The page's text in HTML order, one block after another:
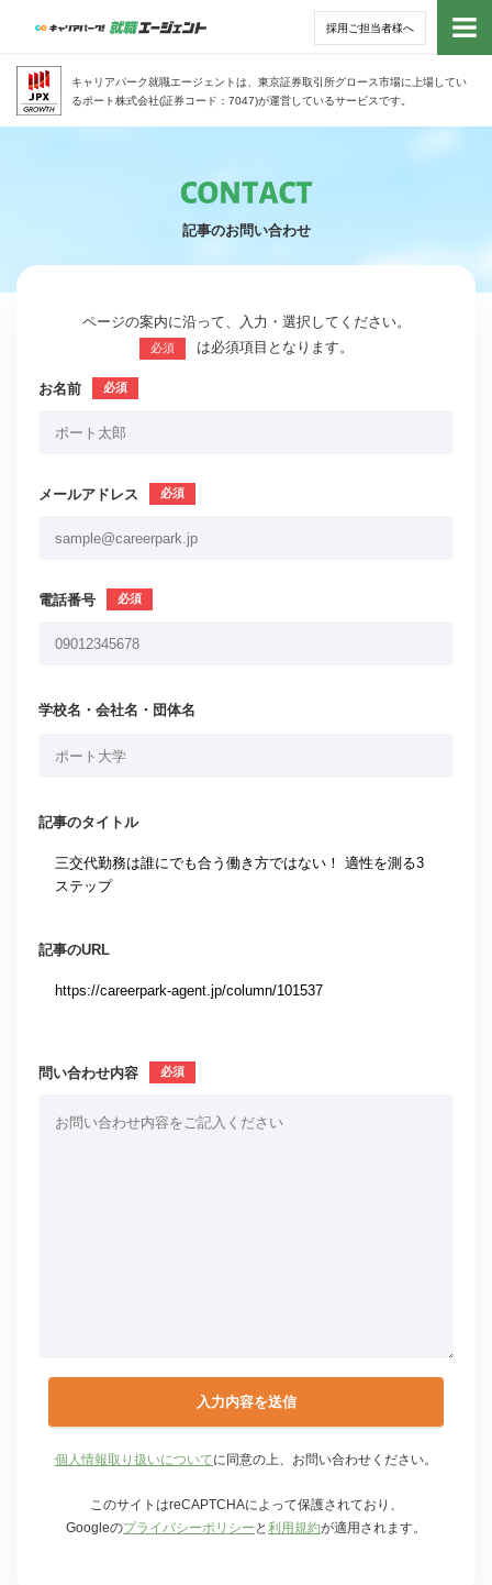
採用ご担当者様へ
キャリアパーク就職エージェントは、東京証券取引所グロース市場に上場してい
るポート株式会社(証券コード：7047)が運営しているサービスです。
トッ
記事のお問い合わせ
ページの案内に沿って、入力・選択してください。
必須 は必須項目となります。
お名前
メールアドレス
電話番号
学校名・会社名・団体名
記事のタイトル
記事のURL
問い合わせ内容
個人情報取り扱いについてに同意の上、お問い合わせください。
このサイトはreCAPTCHAによって保護されており、
Googleのプライバシーポリシー と 利用規約が適用されます。